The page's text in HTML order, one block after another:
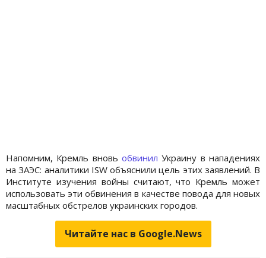
Напомним, Кремль вновь обвинил Украину в нападениях
на ЗАЭС: аналитики ISW объяснили цель этих заявлений. В
Институте изучения войны считают, что Кремль может
использовать эти обвинения в качестве повода для новых
масштабных обстрелов украинских городов.
Читайте нас в Google.News